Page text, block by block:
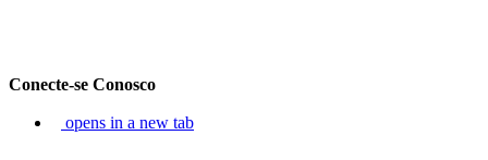
Conecte-se Conosco
opens in a new tab